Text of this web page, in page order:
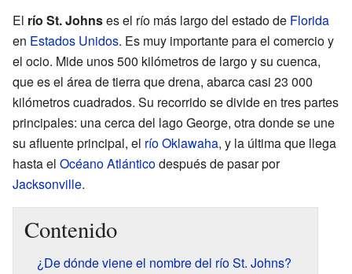
El río St. Johnses el río más largo del estado de Florida
en Estados Unidos. Es muy importante para el comercio y
el ocio. Mide unos 500 kilómetros de largo y su cuenca,
que es el área de tierra que drena, abarca casi 23 000
kilómetros cuadrados. Su recorrido se divide en tres partes
principales: una cerca del lago George, otra donde se une
su afluente principal, el río Oklawaha, y la última que llega
hasta el Océano Atlánticodespués de pasar por
Jacksonville.
Contenido
¿De dónde viene el nombre del río St. Johns?